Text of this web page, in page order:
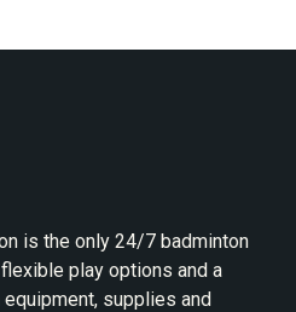
is the only 24/7 badminton
play options and a
supplies and